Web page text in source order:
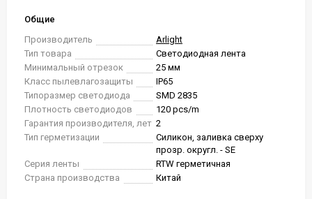
Общие
Производитель
Arlight
Тип товара
Светодиодная лента
Минимальный отрезок
25 мм
Класс пылевлагозащиты
IP65
Типоразмер светодиода
SMD 2835
Плотность светодиодов
120 pcs/m
Гарантия производителя, лет 2
Тип герметизации
Силикон, заливка сверху
прозр. округл. - SE
Серия ленты
RTW герметичная
Страна производства
Китай